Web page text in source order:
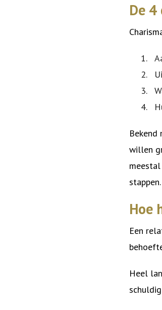
De
Bekend
willen
stappen.
Hoe
Een
Heel